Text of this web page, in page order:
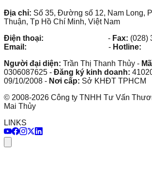
Địa chỉ: Số 35, Đường số 12, Nam Long,
Thuận, Tp Hồ Chí Minh, Việt Nam
Điện thoại:
- Fax: (028)
Email:
- Hotline:
Người đại diện: Trần Thị Thanh Thủy -
0306087625 - Đăng ký kinh doanh:
09/10/2008 - Nơi cấp: Sở KHĐT TPHCM
© 2008-2026 Công ty TNHH Tư Vấn
Mai Thủy
LINKS